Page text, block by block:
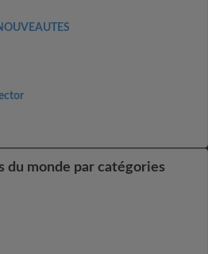
du monde par catégories